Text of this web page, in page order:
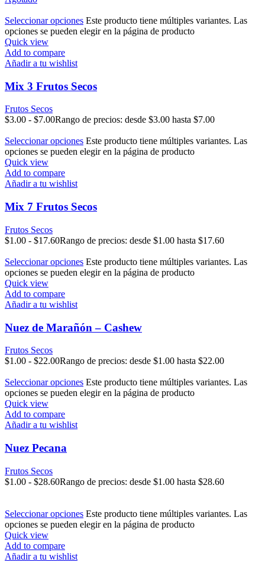
Seleccionar opciones Este producto tiene múltiples variantes. Las
opciones se pueden elegir en la página de producto
Quick view
Add to compare
Añadir a tu wishlist
Mix 3 Frutos Secos
Frutos Secos
$3.00 - $7.00Rango de precios: desde $3.00 hasta $7.00
Seleccionar opciones Este producto tiene múltiples variantes. Las
opciones se pueden elegir en la página de producto
Quick view
Add to compare
Añadir a tu wishlist
Mix 7 Frutos Secos
Frutos Secos
$1.00 - $17.60Rango de precios: desde $1.00 hasta $17.60
Seleccionar opciones Este producto tiene múltiples variantes. Las
opciones se pueden elegir en la página de producto
Quick view
Add to compare
Añadir a tu wishlist
Nuez de Marañón – Cashew
Frutos Secos
$1.00 - $22.00Rango de precios: desde $1.00 hasta $22.00
Seleccionar opciones Este producto tiene múltiples variantes. Las
opciones se pueden elegir en la página de producto
Quick view
Add to compare
Añadir a tu wishlist
Nuez Pecana
Frutos Secos
$1.00 - $28.60Rango de precios: desde $1.00 hasta $28.60
Seleccionar opciones Este producto tiene múltiples variantes. Las
opciones se pueden elegir en la página de producto
Quick view
Add to compare
Añadir a tu wishlist